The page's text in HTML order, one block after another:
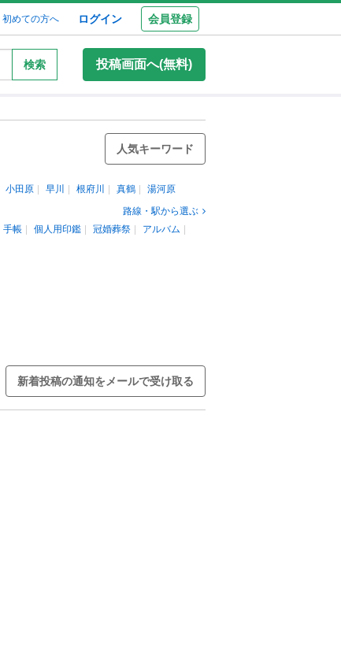
初めての方へ ログイン 会員登録
検索 投稿画面へ(無料)
人気キーワード
小田原 早川 根府川 真鶴
湯河原
路線・駅から選ぶ
手帳 個人用印鑑 冠婚葬祭
アルバム
新着投稿の通知をメールで受け取る